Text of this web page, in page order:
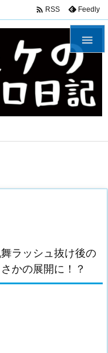

 RSS Feedly
ラッシュ抜け後の
かの展開に！？